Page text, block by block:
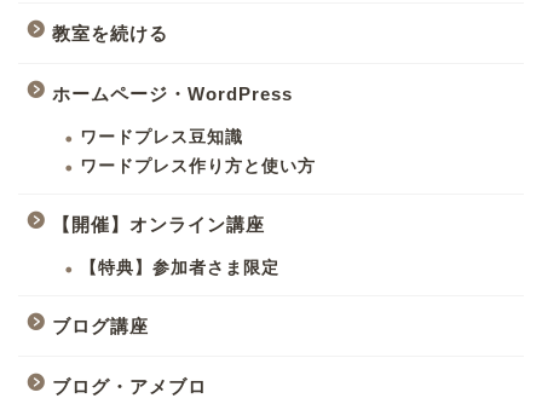
教室を続ける
ホームページ・WordPress
ワードプレス豆知識
ワードプレス作り方と使い方
【開催】オンライン講座
【特典】参加者さま限定
ブログ講座
ブログ・アメブロ